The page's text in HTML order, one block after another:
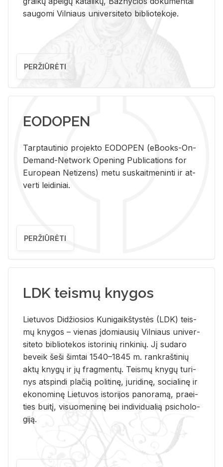
saugomi Vilniaus universiteto bibliotekoje.
PERŽIŪRĖTI
EODOPEN
Tarp­tau­ti­nio pro­jek­to EO­DO­PEN (eBo­oks-On-
De­mand-Ne­twork Ope­ning Pub­li­ca­tions for
Eu­ro­pe­an Ne­ti­zens) metu su­skait­me­nin­ti ir at­
ver­ti lei­di­niai.
PERŽIŪRĖTI
LDK teismų knygos
Lie­tu­vos Di­džio­sios Ku­ni­gaikš­tys­tės (LDK) teis­
mų kny­gos – vie­nas įdo­miau­sių Vil­niaus uni­ver­
si­te­to bi­b­lio­te­kos is­to­ri­nių rin­ki­nių. Jį su­da­ro
be­veik šeši šim­tai 1540–1845 m. rank­raš­ti­nių
aktų kny­gų ir jų frag­men­tų. Teis­mų kny­gų tu­ri­
nys at­spin­di pla­čią po­li­ti­nę, ju­ri­di­nę, so­cia­li­nę ir
eko­no­mi­nę Lie­tu­vos is­to­ri­jos pa­no­ra­mą, pra­ei­
ties bui­tį, vi­suo­me­ni­nę bei in­di­vi­dua­lią psi­cho­lo­
gi­ją.